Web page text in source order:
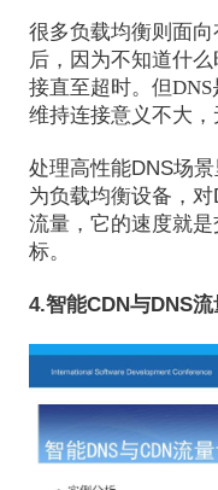
很多负载均衡则面
后，因为不知道什
接直至超时。但
维持连接意义不大，
处理高性能DNS场
为负载均衡设备，
流量，它的速度就
标。
4.智能CDN与DNS